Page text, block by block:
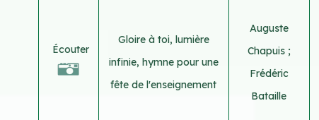
Écouter
Gloire à toi, lumière
infinie, hymne pour une
fête de l'enseignement
Auguste
Chapuis ;
Frédéric
Bataille